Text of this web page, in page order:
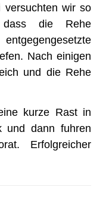
versuchten wir so
die Rehe
Nach einigen
und die Rehe
kurze Rast in
und dann fuhren
Erfolgreicher